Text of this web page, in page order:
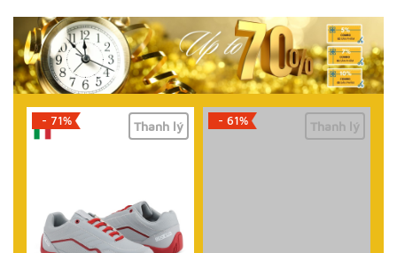
- 71% Thanh lý - 61% Thanh lý